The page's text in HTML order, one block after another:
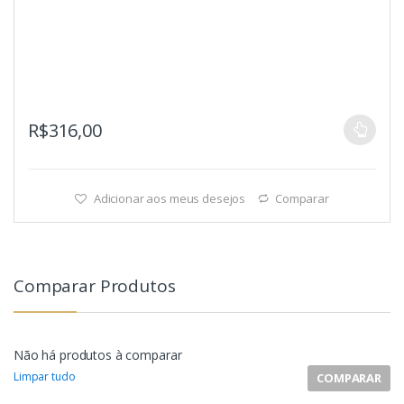
R$316,00
Adicionar aos meus desejos Comparar
Comparar Produtos
Não há produtos à comparar
Limpar tudo COMPARAR